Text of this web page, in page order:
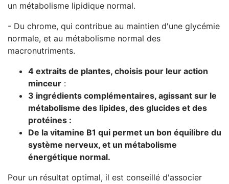
un métabolisme lipidique normal.
- Du chrome, qui contribue au maintien d'une glycémie
normale, et au métabolisme normal des
macronutriments.
4 extraits de plantes, choisis pour leur action
minceur :
3 ingrédients complémentaires, agissant sur le
métabolisme des lipides, des glucides et des
protéines :
De la vitamine B1 qui permet un bon équilibre du
système nerveux, et un métabolisme
énergétique normal.
Pour un résultat optimal, il est conseillé d'associer